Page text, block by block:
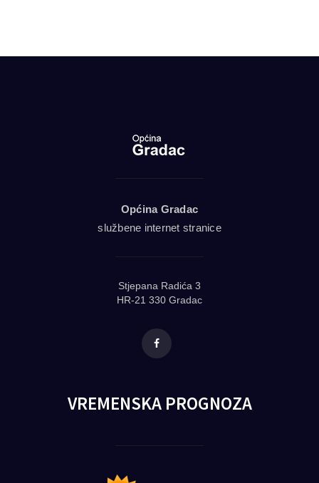
Općina Gradac
službene internet stranice
Stjepana Radića 3
HR-21 330 Gradac
Facebook
VREMENSKA PROGNOZA